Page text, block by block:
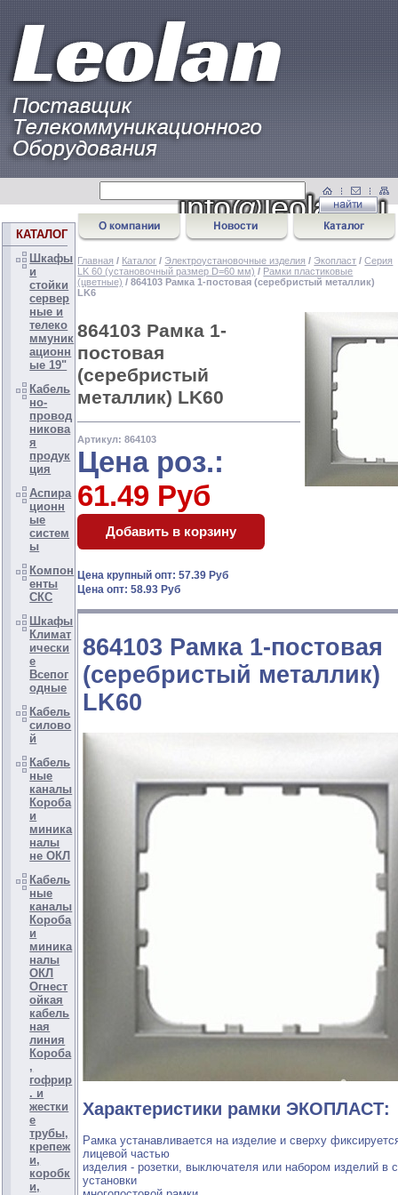
КАТАЛОГ
Шкафы
и
стойки
сервер
ные и
телеко
ммуник
ационн
ые 19"
Кабель
но-
провод
никова
я
продук
ция
Аспира
ционн
ые
систем
ы
Компон
енты
СКС
Шкафы
Климат
ически
е
Всепог
одные
Кабель
силово
й
Кабель
ные
каналы
Короба
и
миника
налы
не ОКЛ
Кабель
ные
каналы
Короба
и
миника
налы
ОКЛ
Огнест
ойкая
кабель
ная
линия
Короба
,
гофрир
. и
жестки
е
трубы,
крепеж
и,
коробк
и,
Главная / Каталог / Электроустановочные изделия / Экопласт /Серия
LK 60 (установочный размер D=60 мм) / Рамки пластиковые
(цветные) / 864103 Рамка 1-постовая (серебристый металлик)
LK6
864103 Рамка 1-
постовая
(серебристый
металлик) LK60
Артикул: 864103
Цена роз.:
61.49 Руб
Цена крупный опт: 57.39 Руб
Цена опт: 58.93 Руб
864103 Рамка 1-постовая
(серебристый металлик)
LK60
Характеристики рамки ЭКОПЛАСТ:
Рамка устанавливается на изделие и сверху
лицевой частью
изделия - розетки, выключателя или набором изделий в
установки